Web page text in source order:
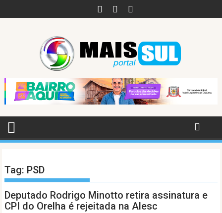
to
Tag: PSD
Deputado Rodrigo Minotto retira assinatura e
CPI do Orelha é rejeitada na Alesc